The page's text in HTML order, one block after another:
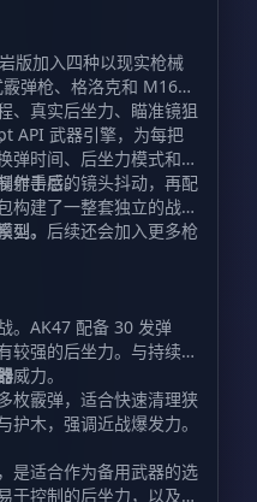
版加入四种以现实枪械
弹枪、格洛克和 M16。
、真实后坐力、瞄准镜狙
API 武器引擎，为每把
弹时间、后坐力模式和弹
作手感。
射击后的镜头抖动，再配
构建了一整套独立的战斗
。
列，后续还会加入更多枪
。AK47 配备 30 发弹
较强的后坐力。与持续扫
力。
枚霰弹，适合快速清理狭
木，强调近战爆发力。
是适合作为备用武器的选
于控制的后坐力，以及由